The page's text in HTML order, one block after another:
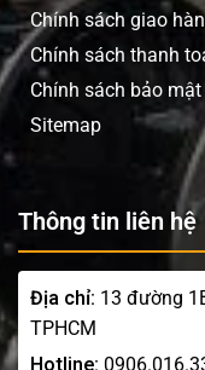
Chính sách giao
Chính sách thanh
Chính sách bảo mật
Sitemap
Thông tin liên hệ
Địa chỉ: 13 đường
TPHCM
Hotline: